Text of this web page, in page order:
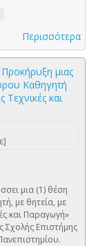
Περισσότερα
μιας
Καθηγητή
Τεχνικές και
μια (1) θέση
με θητεία, με
και Παραγωγή»
Σχολής Επιστήμης